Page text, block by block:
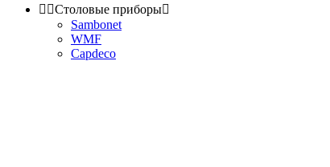
 Столовые приборы
Sambonet
WMF
Capdeco